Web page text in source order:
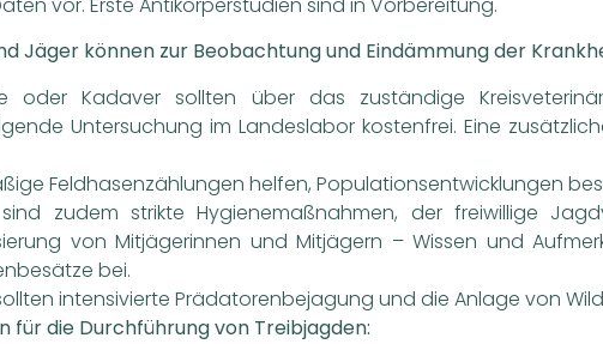
Jäger können zur Beobachtung und Eindämmung der
oder Kadaver sollten über das zuständige
Untersuchung im Landeslabor kostenfrei. Eine
Feldhasenzählungen helfen, Populationsentwicklungen
zudem strikte Hygienemaßnahmen, der freiwillige
von Mitjägerinnen und Mitjägern – Wissen und
bei.
intensivierte Prädatorenbejagung und die Anlage von
für die Durchführung von Treibjagden: